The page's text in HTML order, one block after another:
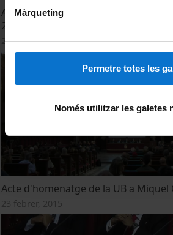
Màrqueting
Permetre totes les
Només utilitzar les galetes
Acte de Graduació de la Facultat de
2a. Jornada. 11 de desembre de 2015
21 octubre, 2015
Acte d'homenatge de la UB a Miquel
23 febrer, 2015